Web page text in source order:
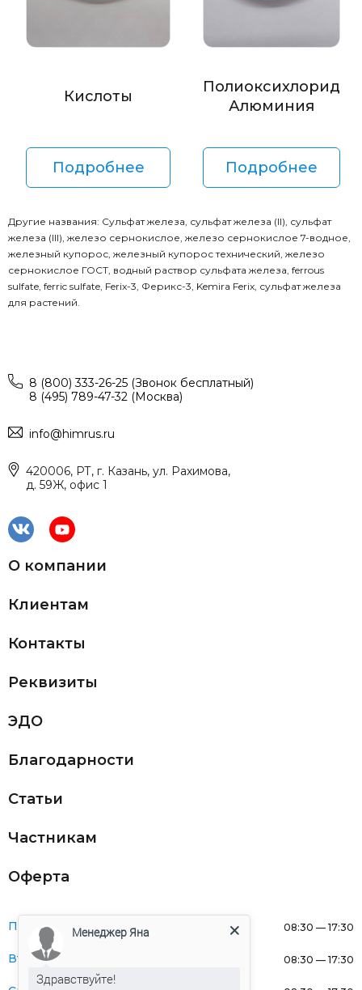
Кислоты
Подробнее
Полиоксихлорид
Алюминия
Подробнее
Другие названия: Сульфат железа, сульфат железа (II), сульфат
железа (III), железо сернокислое, железо сернокислое 7-водное,
железный купорос, железный купорос технический, железо
сернокислое ГОСТ, водный раствор сульфата железа, ferrous
sulfate, ferric sulfate, Ferix-3, Ферикс-3, Kemira Ferix, сульфат железа
для растений.
8 (800) 333-26-25 (Звонок бесплатный)
8 (495) 789-47-32 (Москва)
info@himrus.ru
420006, РТ, г. Казань, ул. Рахимова,
д. 59Ж, офис 1
О компании
Клиентам
Контакты
Реквизиты
ЭДО
Благодарности
Статьи
Частникам
Оферта
Понедельник: 08:30 — 17:30
Вторник: 08:30 — 17:30
Менеджер Яна
Здравствуйте!